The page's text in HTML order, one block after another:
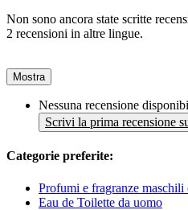
Non sono ancora state scritte
2 recensioni in altre lingue.
Mostra
Nessuna recensione
Scrivi la prima recensione
Categorie preferite:
Profumi e fragranze maschili
Eau de Toilette da uomo